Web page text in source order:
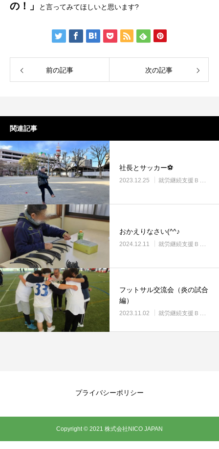
の！」
と言ってみてほしいと思います?
前の記事 次の記事
関連記事
社長とサッカー⚽
2023.12.25 就労継続支援Ｂ型・ニコサービス城東センター
おかえりなさい(^^♪
2024.12.11 就労継続支援Ｂ型・ニコサービス城東センター
フットサル交流会（炎の試合
編）
2023.11.02 就労継続支援Ｂ型・ニコサービス城東センター
プライバシーポリシー
Copyright © 2021 株式会社NICO JAPAN